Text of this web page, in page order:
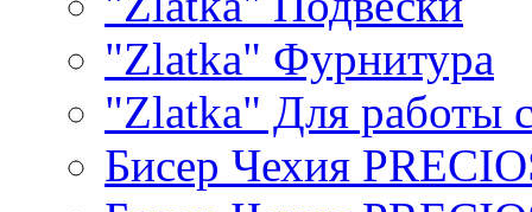
"Zlatka" Фурнитура
"Zlatka" Для работы
Бисер Чехия